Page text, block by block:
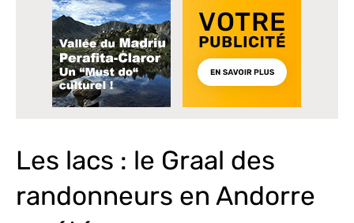
Les lacs : le Graal des
randonneurs en Andorre